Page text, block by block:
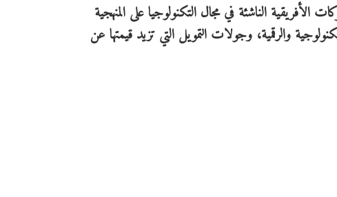
الناشئة في مجال التكنولوجيا على المنهجية
والرقمية، وجولات التمويل التي تزيد قيمتها عن